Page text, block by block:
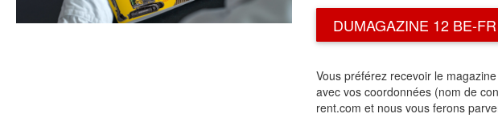
DUMAGAZINE 12 BE-FR
Vous préférez recevoir le
avec vos coordonnées (nom de
rent.com et nous vous ferons